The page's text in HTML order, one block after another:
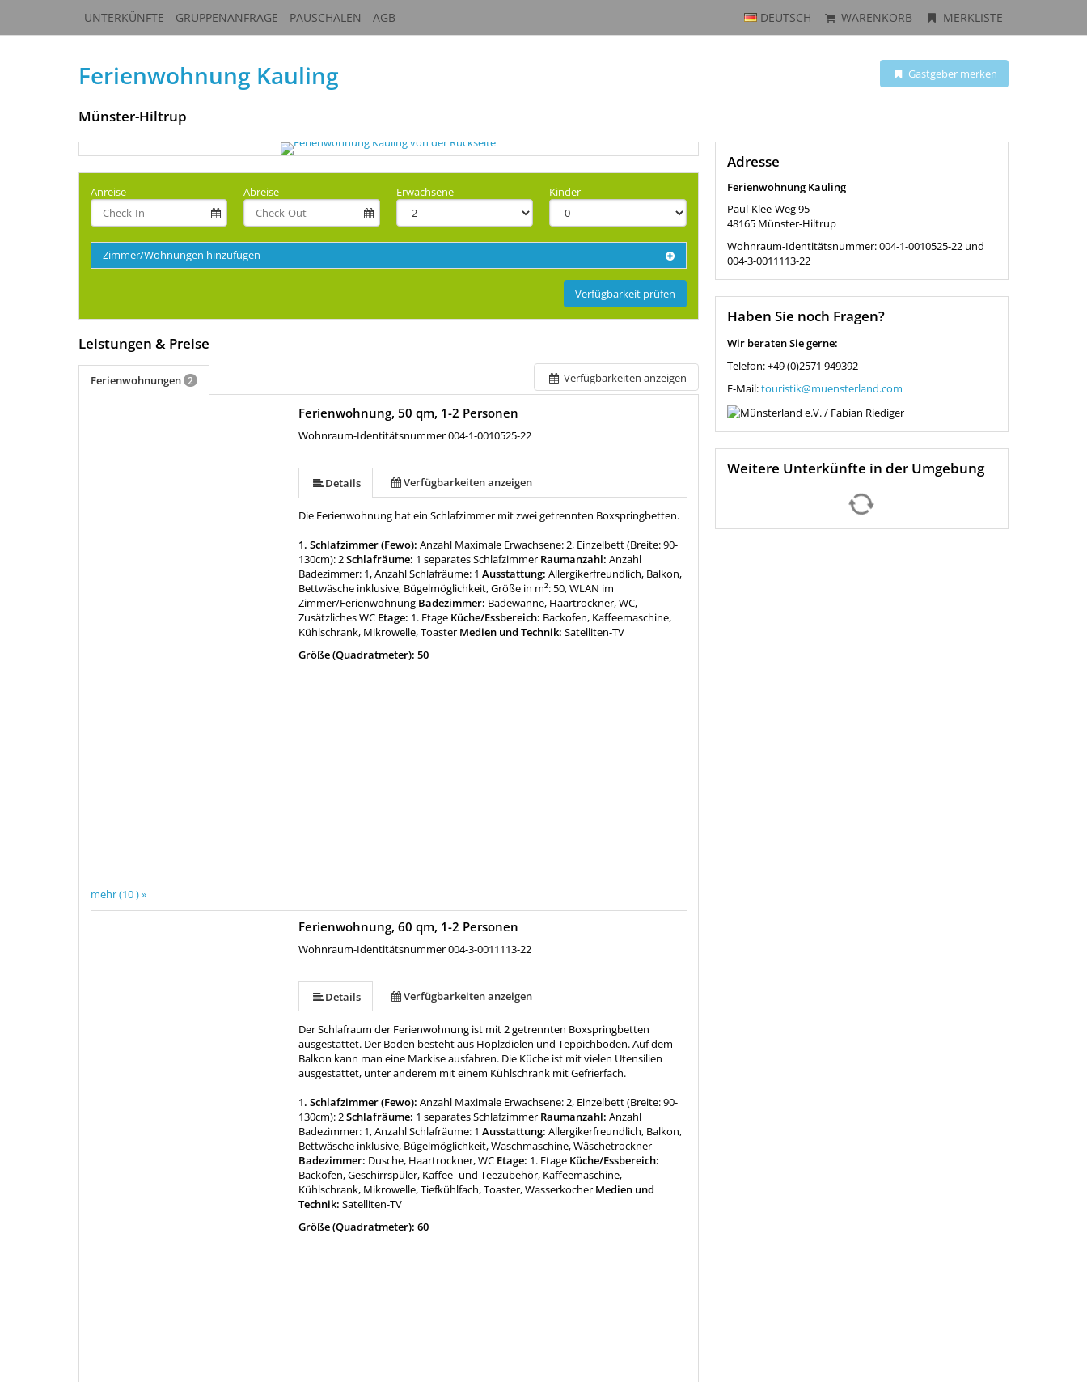
DEUTSCH WARENKORB MERKLISTE
UNTERKÜNFTE GRUPPENANFRAGE PAUSCHALEN AGB
Ferienwohnung Kauling Gastgeber merken
Münster-Hiltrup
Anreise Abreise Erwachsene Kinder
Zimmer/Wohnungen hinzufügen
Verfügbarkeit prüfen
Verfügbarkeiten anzeigen
Leistungen & Preise
Ferienwohnungen 2
mehr (10 ) »
Ferienwohnung, 50 qm, 1-2 Personen
Wohnraum-Identitätsnummer 004-1-0010525-22
Details Verfügbarkeiten anzeigen
Die Ferienwohnung hat ein Schlafzimmer mit zwei getrennten Boxspringbetten.
1. Schlafzimmer (Fewo):Anzahl Maximale Erwachsene: 2, Einzelbett (Breite: 90-
130cm): 2Schlafräume: 1 separates Schlafzimmer Raumanzahl:Anzahl
Badezimmer: 1, Anzahl Schlafräume: 1 Ausstattung:Allergikerfreundlich, Balkon,
Bettwäsche inklusive, Bügelmöglichkeit, Größe in m²: 50, WLAN im
Zimmer/Ferienwohnung Badezimmer: Badewanne, Haartrockner, WC,
Zusätzliches WC Etage: 1. Etage Küche/Essbereich: Backofen, Kaffeemaschine,
Kühlschrank, Mikrowelle, Toaster Medien und Technik:Satelliten-TV
Größe (Quadratmeter): 50
Ferienwohnung, 60 qm, 1-2 Personen
Wohnraum-Identitätsnummer 004-3-0011113-22
Details Verfügbarkeiten anzeigen
Der Schlafraum der Ferienwohnung ist mit 2 getrennten Boxspringbetten
ausgestattet. Der Boden besteht aus Hoplzdielen und Teppichboden. Auf dem
Balkon kann man eine Markise ausfahren. Die Küche ist mit vielen Utensilien
ausgestattet, unter anderem mit einem Kühlschrank mit Gefrierfach.
1. Schlafzimmer (Fewo):Anzahl Maximale Erwachsene: 2, Einzelbett (Breite: 90-
130cm): 2Schlafräume: 1 separates Schlafzimmer Raumanzahl:Anzahl
Badezimmer: 1, Anzahl Schlafräume: 1 Ausstattung:Allergikerfreundlich, Balkon,
Bettwäsche inklusive, Bügelmöglichkeit, Waschmaschine, Wäschetrockner
Badezimmer: Dusche, Haartrockner, WC Etage: 1. Etage Küche/Essbereich:
Backofen, Geschirrspüler, Kaffee- und Teezubehör, Kaffeemaschine,
Kühlschrank, Mikrowelle, Tiefkühlfach, Toaster, Wasserkocher Medien und
Technik:Satelliten-TV
Größe (Quadratmeter): 60
Adresse
Ferienwohnung Kauling
Paul-Klee-Weg 95
48165 Münster-Hiltrup
Wohnraum-Identitätsnummer: 004-1-0010525-22 und
004-3-0011113-22
Haben Sie noch Fragen?
Wir beraten Sie gerne:
Telefon: +49 (0)2571 949392
E-Mail:touristik@muensterland.com
Weitere Unterkünfte in der Umgebung